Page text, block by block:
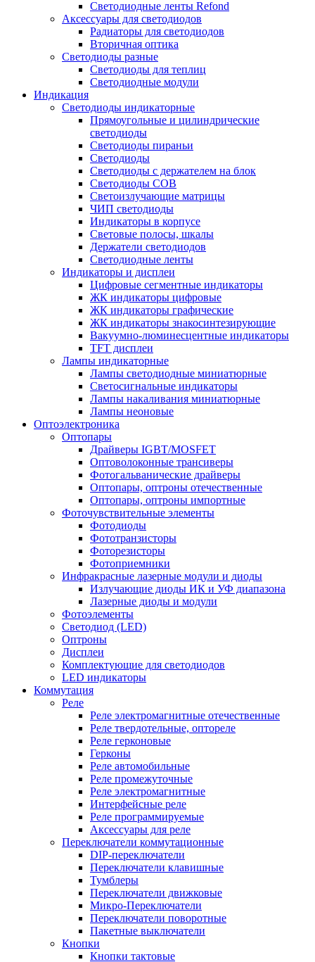
Светодиодные ленты Refond
Аксессуары для светодиодов
Радиаторы для светодиодов
Вторичная оптика
Светодиоды разные
Светодиоды для теплиц
Светодиодные модули
Индикация
Светодиоды индикаторные
Прямоугольные и цилиндрические
светодиоды
Светодиоды пираньи
Светодиоды
Светодиоды с держателем на блок
Светодиоды COB
Светоизлучающие матрицы
ЧИП светодиоды
Индикаторы в корпусе
Световые полосы, шкалы
Держатели светодиодов
Светодиодные ленты
Индикаторы и дисплеи
Цифровые сегментные индикаторы
ЖК индикаторы цифровые
ЖК индикаторы графические
ЖК индикаторы знакосинтезирующие
Вакуумно-люминесцентные индикаторы
TFT дисплеи
Лампы индикаторные
Лампы светодиодные миниатюрные
Светосигнальные индикаторы
Лампы накаливания миниатюрные
Лампы неоновые
Оптоэлектроника
Оптопары
Драйверы IGBT/MOSFET
Оптоволоконные трансиверы
Фотогальванические драйверы
Оптопары, оптроны отечественные
Оптопары, оптроны импортные
Фоточувствительные элементы
Фотодиоды
Фототранзисторы
Фоторезисторы
Фотоприемники
Инфракрасные лазерные модули и диоды
Излучающие диоды ИК и УФ диапазона
Лазерные диоды и модули
Фотоэлементы
Светодиод (LED)
Оптроны
Дисплеи
Комплектующие для светодиодов
LED индикаторы
Коммутация
Реле
Реле электромагнитные отечественные
Реле твердотельные, оптореле
Реле герконовые
Герконы
Реле автомобильные
Реле промежуточные
Реле электромагнитные
Интерфейсные реле
Реле программируемые
Аксессуары для реле
Переключатели коммутационные
DIP-переключатели
Переключатели клавишные
Тумблеры
Переключатели движковые
Микро-Переключатели
Переключатели поворотные
Пакетные выключатели
Кнопки
Кнопки тактовые